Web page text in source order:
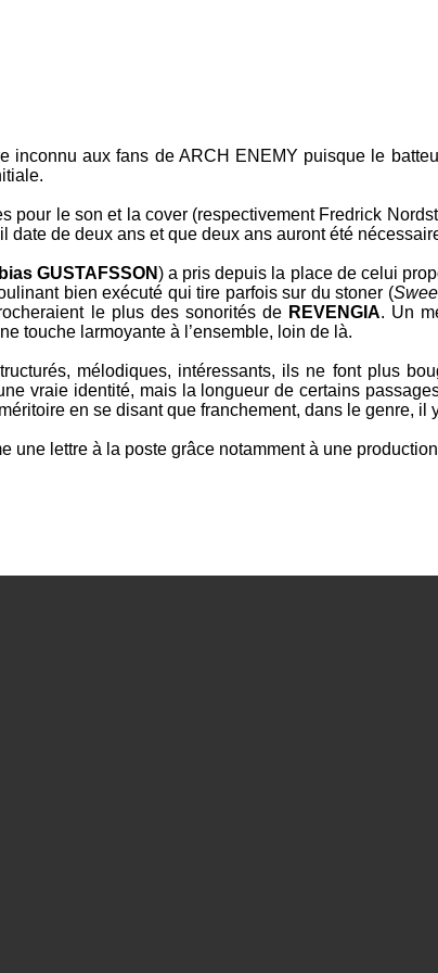
inconnu aux fans de ARCH ENEMY puisque le
pour le son et la cover (respectivement Fredrick
date de deux ans et que deux ans auront été
GUSTAFSSON) a pris depuis la place de celui
bien exécuté qui tire parfois sur du stoner (
le plus des sonorités de REVENGIA. Un
touche larmoyante à l’ensemble, loin de là.
mélodiques, intéressants, ils ne font plus
vraie identité, mais la longueur de certains
en se disant que franchement, dans le genre, il
une lettre à la poste grâce notamment à une